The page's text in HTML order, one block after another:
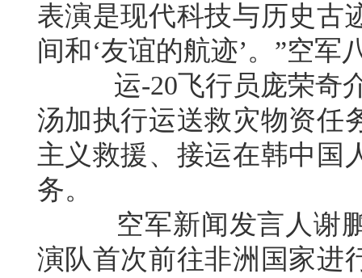
表演是现代科技与历史古
间和‘友谊的航迹’。”空
运-20飞行员庞荣奇介
汤加执行运送救灾物资任
主义救援、接运在韩中国
务。
空军新闻发言人谢鹏
演队首次前往非洲国家进